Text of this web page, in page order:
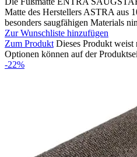
Matte des Herstellers ASTRA aus
besonders saugfähigen Materials
Zur Wunschliste hinzufügen
Zum Produkt Dieses Produkt weist
Optionen können auf der
-22%